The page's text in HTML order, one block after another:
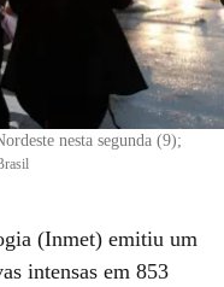
nesta segunda (9);
(Inmet) emitiu um
intensas em 853